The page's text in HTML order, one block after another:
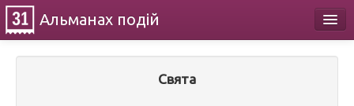
Альманах подій
Свята